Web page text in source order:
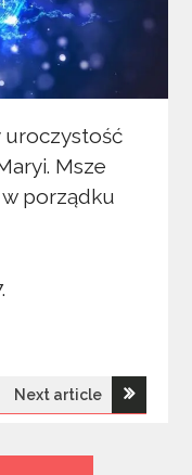
uroczystość
Msze
porządku
Next article